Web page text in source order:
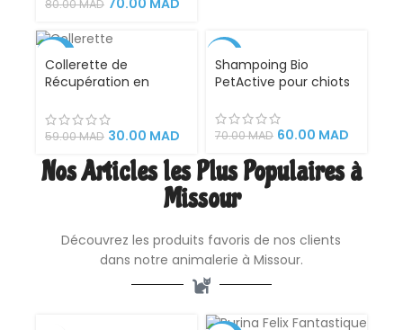
80.00MAD
Collerette de
Récupération en
Petit Chien –
Protection
après Opération,
Blessure ou
Taille M pour Animaux
de 6 à 10 kg
59.00MAD 30.00 MAD
Shampoing Bio
PetActive pour chiots
camomille 400ml
70.00MAD 60.00 MAD
Nos Articles les Plus Populaires à
Missour
Découvrez les produits favoris de nos clients
dans notre animalerie à Missour.